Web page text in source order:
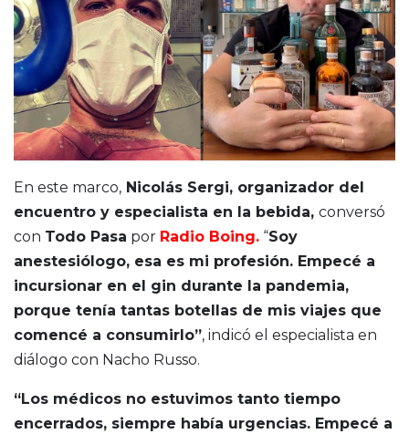
En este marco, Nicolás Sergi, organizador del
encuentro y especialista en la bebida, conversó
con Todo Pasa por Radio Boing. “Soy
anestesiólogo, esa es mi profesión. Empecé a
incursionar en el gin durante la pandemia,
porque tenía tantas botellas de mis viajes que
comencé a consumirlo”, indicó el especialista en
diálogo con Nacho Russo.
“Los médicos no estuvimos tanto tiempo
encerrados, siempre había urgencias. Empecé a